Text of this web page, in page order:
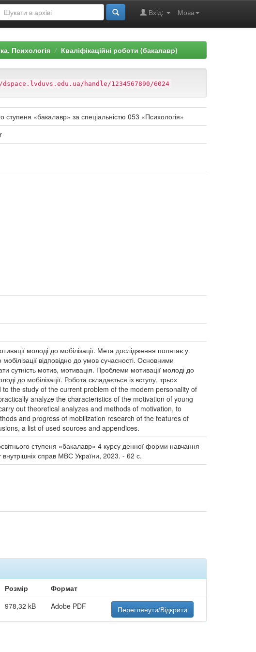
Мова
Вхід:
Психологія Кваліфікаційні роботи (бакалавр)
handle/1234567890/6024
ступеня «бакалавр» за спеціальністю 053 «Психологія»
молоді до мобілізації. Мета дослідження полягає у
відповідно до умов сучасності. Основними
сутність мотив, мотивація. Проблеми мотивації молоді до
до мобілізації. Робота складається із вступу, трьох
to the study of the current problem of the modern personality of
analyze the characteristics of the motivation of young
out theoretical analyzes and methods of motivation, to
and progress of mobilization research of the features of
a list of used sources and appendices.
ступеня «бакалавр» 4 курсу денної форми навчання
внутрішніх справ МВС України, 2023. - 62 с.
Розмір
Формат
978,32 kB Adobe PDF Переглянути/Відкрити